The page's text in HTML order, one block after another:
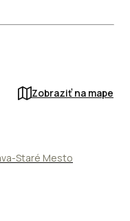
Zobraziť na mape
Staré Mesto